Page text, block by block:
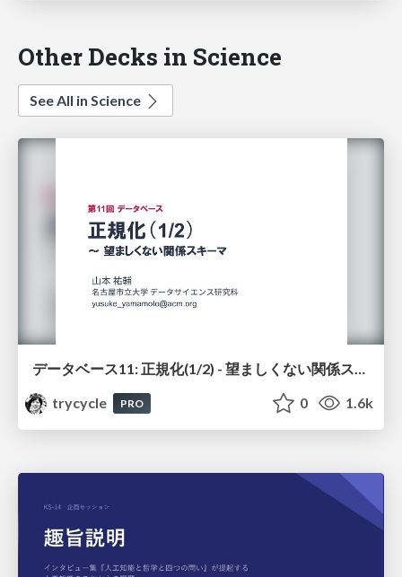
Other Decks in Science
See All in Science
trycycle
PRO 0 1.6k